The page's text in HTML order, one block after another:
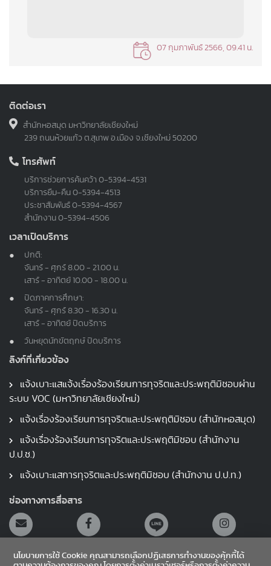
07 กุมภาพันธ์ 2566, 09.41 น.
ติดต่อเรา
สำนักหอสมุด มหาวิทยาลัยเชียงใหม่
239 ถนนห้วยแก้ว ต.สุเทพ อ.เมือง จ.เชียงใหม่ 50200
โทรศัพท์
บริการช่วยการค้นคว้า 0-5394-4531
บริการยืม-คืน 0-5394-4513
ประชาสัมพันธ์ 0-5394-4567
สำนักงาน 0-5394-4506
เวลาเปิดบริการ
ปกติ:
จันทร์ - ศุกร์ 8.00 - 21.00 น.
เสาร์ - อาทิตย์ 10.00 - 18.00 น.
ปิดภาคการศึกษา:
จันทร์ - ศุกร์ 8.30 - 16.30 น.
เสาร์ - อาทิตย์ ปิดบริการ
วันหยุดนักขัตฤกษ์ ปิดบริการ
ลิงก์ที่เกี่ยวข้อง
แจ้งเบาะแสแจ้งเรื่องร้องเรียนการทุจริตและประพฤติมิชอบผ่าน
ระบบ VOC (มหาวิทยาลัยเชียงใหม่)
แจ้งเรื่องร้องเรียนการทุจริตและประพฤติมิชอบ (สำนักหอสมุด)
แจ้งเรื่องร้องเรียนการทุจริตและประพฤติมิชอบ (สำนักงาน
ป.ป.ช.)
แจ้งเบาะแสการทุจริตและประพฤติมิชอบ (สำนักงาน ป.ป.ท.)
ช่องทางการสื่อสาร
นโยบายการใช้ Cookie คุณสามารถเลือกปฏิเสธการทำงานของคุ้กกี้ได้